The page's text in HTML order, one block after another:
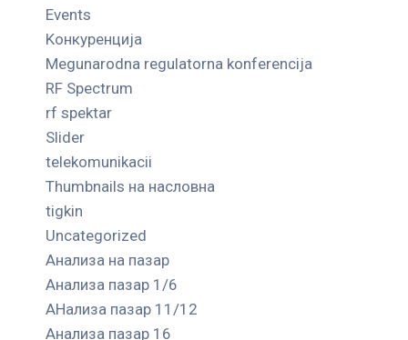
Events
Kонкуренција
Megunarodna regulatorna konferencija
RF Spectrum
rf spektar
Slider
telekomunikacii
Thumbnails на насловна
tigkin
Uncategorized
Анализа на пазар
Анализа пазар 1/6
АНализа пазар 11/12
Анализа пазар 16